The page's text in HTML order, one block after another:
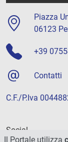
Piazza
06123
+39
Contatti
C.F./P.Iva
Social
Il Portale utilizza